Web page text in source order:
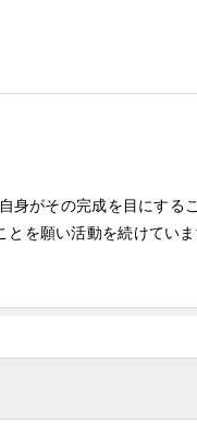
がその完成を目にする
を願い活動を続けていま